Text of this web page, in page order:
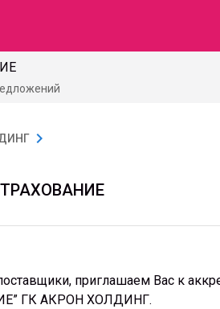
chevron_right
приглашаем Вас к
ГК АКРОН ХОЛДИНГ.